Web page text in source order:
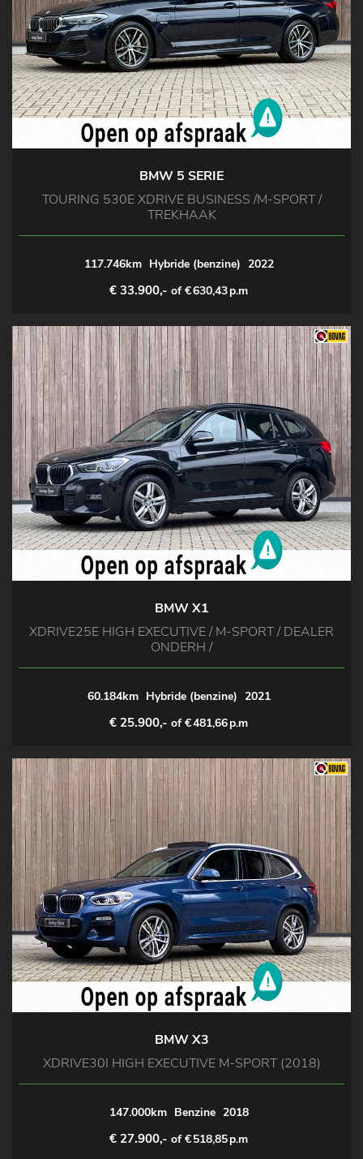
BMW 5 SERIE
TOURING 530E XDRIVE BUSINESS /M-SPORT /
TREKHAAK
117.746km Hybride (benzine) 2022
€ 33.900,- of €630,43p.m
BMW X1
XDRIVE25E HIGH EXECUTIVE / M-SPORT / DEALER
ONDERH /
60.184km Hybride (benzine) 2021
€ 25.900,- of €481,66p.m
BMW X3
XDRIVE30I HIGH EXECUTIVE M-SPORT (2018)
147.000km Benzine 2018
€ 27.900,- of €518,85p.m